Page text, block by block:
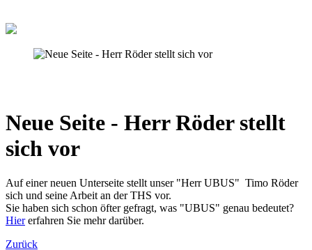
Neue Seite - Herr Röder stellt
sich vor
Auf einer neuen Unterseite stellt unser "Herr UBUS" Timo Röder
sich und seine Arbeit an der THS vor.
Sie haben sich schon öfter gefragt, was "UBUS" genau bedeutet?
Hiererfahren Sie mehr darüber.
Zurück